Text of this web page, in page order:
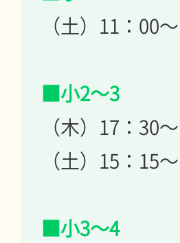
（土）11：00
■小2～3
（木）17：30
（土）15：15
■小3～4